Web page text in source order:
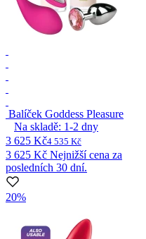
Balíček Goddess Pleasure
Na skladě: 1-2 dny
3 625 Kč4 535 Kč
3 625 Kč Nejnižší cena za
posledních 30 dní.
20%